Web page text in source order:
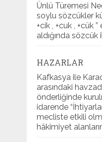
Ünlü Türemesi
soylu sözcükler
+cik , +cuk , +cük
aldığında sözcük
HAZARLAR
Kafkasya ile
arasındaki
önderliğinde
idarende
mecliste etkili
hâkimiyet